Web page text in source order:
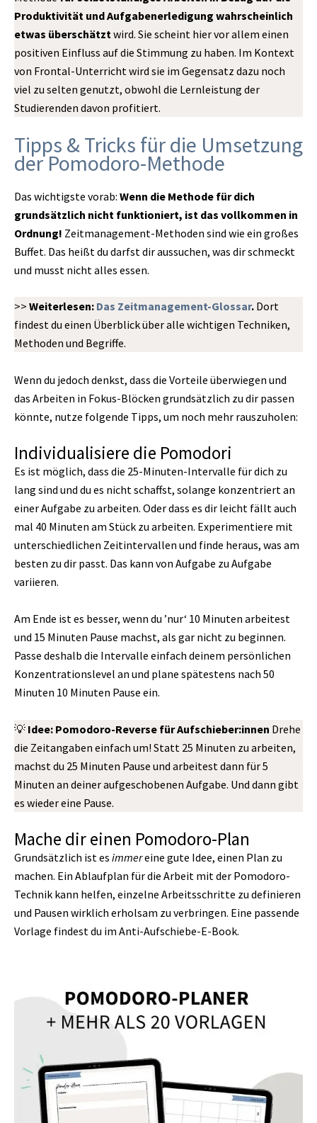
Produktivität und Aufgabenerledigung wahrscheinlich
etwas überschätztwird. Sie scheint hier vor allem einen
positiven Einfluss auf die Stimmung zu haben. Im Kontext
von Frontal-Unterricht wird sie im Gegensatz dazu noch
viel zu selten genutzt, obwohl die Lernleistung der
Studierenden davon profitiert.
Tipps & Tricks für die Umsetzung
der Pomodoro-Methode
Das wichtigste vorab: Wenn die Methode für dich
grundsätzlich nicht funktioniert, ist das vollkommen in
Ordnung! Zeitmanagement-Methoden sind wie ein großes
Buffet. Das heißt du darfst dir aussuchen, was dir schmeckt
und musst nicht alles essen.
>> Weiterlesen: Das Zeitmanagement-Glossar. Dort
findest du einen Überblick über alle wichtigen Techniken,
Methoden und Begriffe.
Wenn du jedoch denkst, dass die Vorteile überwiegen und
das Arbeiten in Fokus-Blöcken grundsätzlich zu dir passen
könnte, nutze folgende Tipps, um noch mehr rauszuholen:
Individualisiere die Pomodori
Es ist möglich, dass die 25-Minuten-Intervalle für dich zu
lang sind und du es nicht schaffst, solange konzentriert an
einer Aufgabe zu arbeiten. Oder dass es dir leicht fällt auch
mal 40 Minuten am Stück zu arbeiten. Experimentiere mit
unterschiedlichen Zeitintervallen und finde heraus, was am
besten zu dir passt. Das kann von Aufgabe zu Aufgabe
variieren.
Am Ende ist es besser, wenn du ’nur‘ 10 Minuten arbeitest
und 15 Minuten Pause machst, als gar nicht zu beginnen.
Passe deshalb die Intervalle einfach deinem persönlichen
Konzentrationslevel an und plane spätestens nach 50
Minuten 10 Minuten Pause ein.
💡 Idee: Pomodoro-Reverse für Aufschieber:innen Drehe
die Zeitangaben einfach um! Statt 25 Minuten zu arbeiten,
machst du 25 Minuten Pause und arbeitest dann für 5
Minuten an deiner aufgeschobenen Aufgabe. Und dann gibt
es wieder eine Pause.
Mache dir einen Pomodoro-Plan
Grundsätzlich ist es immereine gute Idee, einen Plan zu
machen. Ein Ablaufplan für die Arbeit mit der Pomodoro-
Technik kann helfen, einzelne Arbeitsschritte zu definieren
und Pausen wirklich erholsam zu verbringen. Eine passende
Vorlage findest du im Anti-Aufschiebe-E-Book.